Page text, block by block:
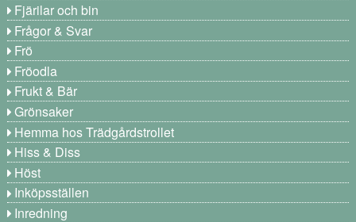
Fjärilar och bin
Frågor & Svar
Frö
Fröodla
Frukt & Bär
Grönsaker
Hemma hos Trädgårdstrollet
Hiss & Diss
Höst
Inköpsställen
Inredning